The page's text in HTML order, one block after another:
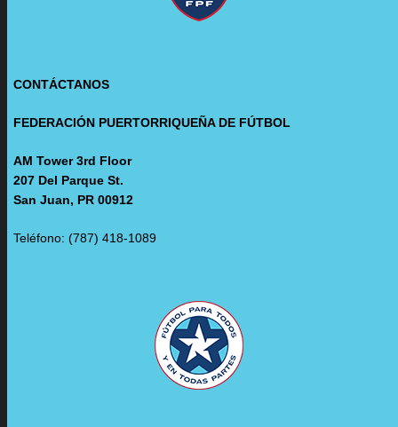
CONTÁCTANOS
FEDERACIÓN PUERTORRIQUEÑA DE FÚTBOL
AM Tower 3rd Floor
207 Del Parque St.
San Juan, PR 00912
Teléfono: (787) 418-1089